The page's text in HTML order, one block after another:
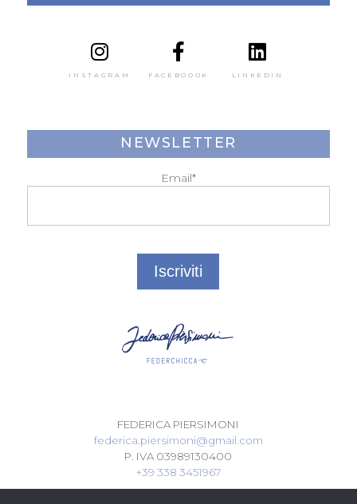
FEDERICA PIERSIMONI
federica.piersimoni@gmail.com
P. IVA 03989130400
+39 338 3451967
INSTAGRAM FACEBOOOK LINKEDIN
NEWSLETTER
Email*